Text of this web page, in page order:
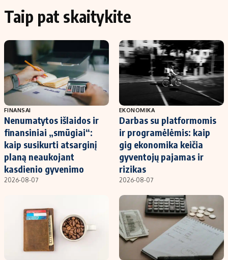
Taip pat skaitykite
FINANSAI
Nenumatytos išlaidos ir
finansiniai „smūgiai“:
kaip susikurti atsarginį
planą neaukojant
kasdienio gyvenimo
2026-08-07
EKONOMIKA
Darbas su platformomis
ir programėlėmis: kaip
gig ekonomika keičia
gyventojų pajamas ir
rizikas
2026-08-07